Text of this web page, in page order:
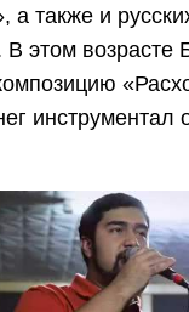
а также и
этом возрасте
инструментал